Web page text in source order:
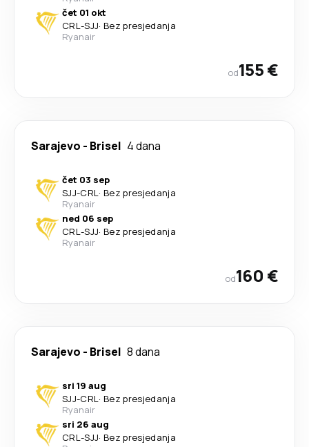
čet 01 okt
CRL-SJJ· Bez presjedanja
Ryanair
od155 €
Sarajevo - Brisel 4 dana
čet 03 sep
SJJ-CRL· Bez presjedanja
Ryanair
ned 06 sep
CRL-SJJ· Bez presjedanja
Ryanair
od160 €
Sarajevo - Brisel 8 dana
sri 19 aug
SJJ-CRL· Bez presjedanja
Ryanair
sri 26 aug
CRL-SJJ· Bez presjedanja